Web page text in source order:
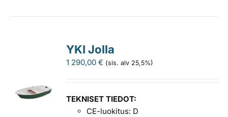
YKI Jolla
1 290,00€ (sis. alv 25,5%)
TEKNISET TIEDOT:
CE-luokitus: D